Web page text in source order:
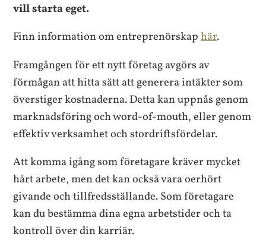
vill starta eget.
Finn information om entreprenörskaphär.
Framgången för ett nytt företag avgörs av
förmågan att hitta sätt att generera intäkter som
överstiger kostnaderna. Detta kan uppnås genom
marknadsföring och word-of-mouth, eller genom
effektiv verksamhet och stordriftsfördelar.
Att komma igång som företagare kräver mycket
hårt arbete, men det kan också vara oerhört
givande och tillfredsställande. Som företagare
kan du bestämma dina egna arbetstider och ta
kontroll över din karriär.